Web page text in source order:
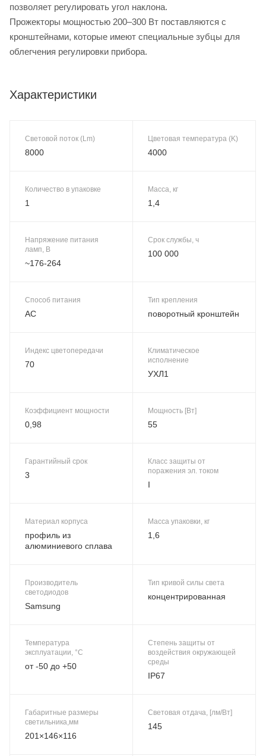
позволяет регулировать угол наклона.
Прожекторы мощностью 200–300 Вт поставляются с
кронштейнами, которые имеют специальные зубцы для
облегчения регулировки прибора.
Характеристики
Световой поток (Lm)
8000
Цветовая температура (K)
4000
Количество в упаковке
1
Масса, кг
1,4
Напряжение питания
ламп, В
~176-264
Срок службы, ч
100 000
Способ питания
AC
Тип крепления
поворотный кронштейн
Индекс цветопередачи
70
Климатическое
исполнение
УХЛ1
Коэффициент мощности
0,98
Мощность [Вт]
55
Гарантийный срок
3
Класс защиты от
поражения эл. током
I
Материал корпуса
профиль из
алюминиевого сплава
Масса упаковки, кг
1,6
Производитель
светодиодов
Samsung
Тип кривой силы света
концентрированная
Температура
эксплуатации, °C
от -50 до +50
Степень защиты от
воздействия окружающей
среды
IP67
Габаритные размеры
светильника,мм
201×146×116
Световая отдача, [лм/Вт]
145